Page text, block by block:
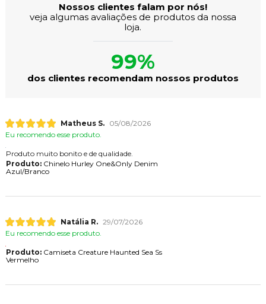
Nossos clientes falam por nós!
veja algumas avaliações de produtos da nossa
loja.
99%
dos clientes recomendam nossos produtos
Matheus S.
05/08/2026
Eu recomendo esse produto.
Produto muito bonito e de qualidade.
Produto:Chinelo Hurley One&Only Denim
Azul/Branco
Natália R. 29/07/2026
Eu recomendo esse produto.
Produto:Camiseta Creature Haunted Sea Ss
Vermelho